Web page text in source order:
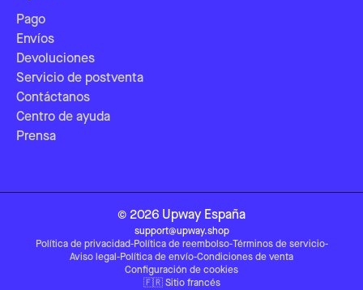
Pago
Envíos
Devoluciones
Servicio de postventa
Contáctanos
Centro de ayuda
Prensa
© 2026 Upway España
support@upway.shop
Política de privacidad-Política de reembolso-Términos de servicio-
Aviso legal -Política de envío-Condiciones de venta
Configuración de cookies
🇫🇷 Sitio francés